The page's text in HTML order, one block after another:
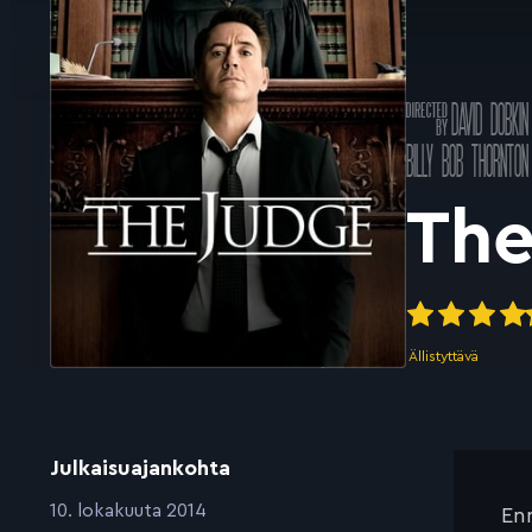
Ohjannut
kDAVID DOBKIN
Pääosissa
BILLY BOB THORNTON
Ällistyttävä
Julkaisuajankohta
:10. lokakuuta 2014